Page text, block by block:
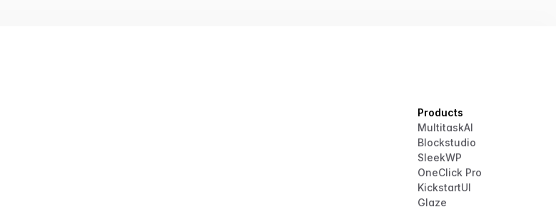
Products
MultitaskAI
Blockstudio
SleekWP
OneClick Pro
KickstartUI
Glaze